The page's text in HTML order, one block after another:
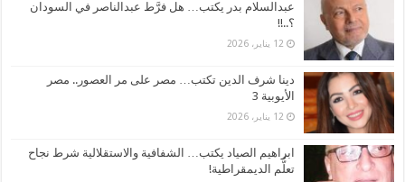
عبدالسلام بدر يكتب… هل فرَّط عبدالناصر في السودان
؟..!!
12 يناير، 2026
دينا شرف الدين تكتب… مصر على مر العصور.. مصر
الأيوبية 3
12 يناير، 2026
ابراهيم الصياد يكتب… الشفافية والاستقلالية شرط نجاح
تعلُّم الديمقراطية!